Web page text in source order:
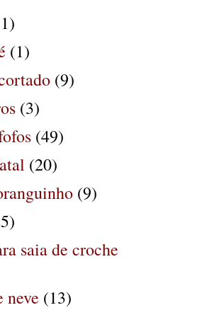
(1)
(9)
(3)
(49)
(20)
(9)
saia de croche
neve (13)